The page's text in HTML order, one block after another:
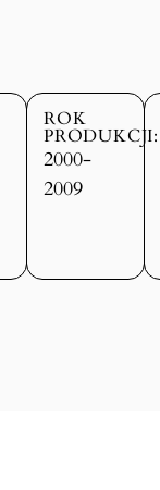
ROK
PRODUKCJI:
2000-
2009